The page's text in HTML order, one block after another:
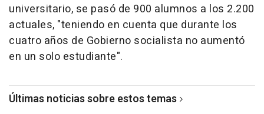
universitario, se pasó de 900 alumnos a los 2.200
actuales, "teniendo en cuenta que durante los
cuatro años de Gobierno socialista no aumentó
en un solo estudiante".
Últimas noticias sobre estos temas